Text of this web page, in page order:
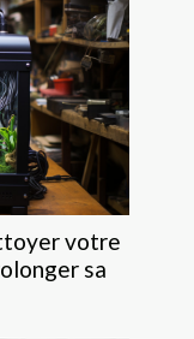
votre
sa